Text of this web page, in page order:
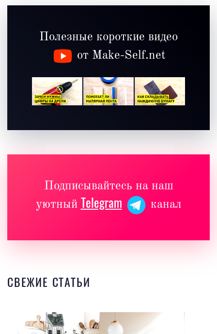
Полезные короткие видео
от Make-Self.net
Подписывайтесь на наш
уютный Telegram канал
СВЕЖИЕ СТАТЬИ